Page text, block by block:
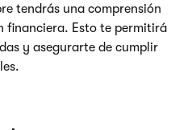
tendrás una comprensión
financiera. Esto te permitirá
y asegurarte de cumplir